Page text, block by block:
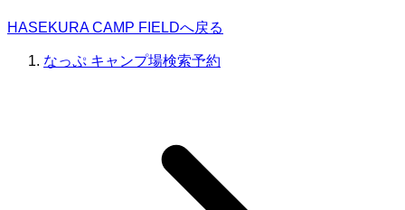
HASEKURA CAMP FIELDへ戻る
なっぷ キャンプ場検索予約